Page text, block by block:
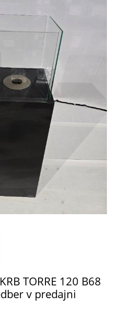
TORRE 120 B68
v predajni